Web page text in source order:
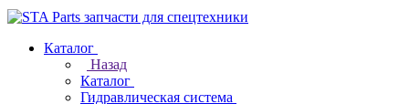
Каталог
Назад
Каталог
Гидравлическая система